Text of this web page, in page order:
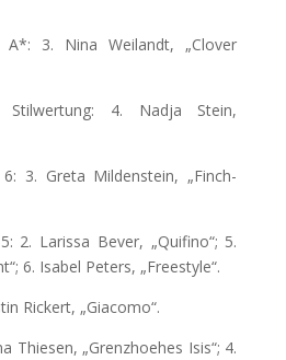
A*: 3. Nina Weilandt, „Clover
4. Nadja Stein,
3. Greta Mildenstein, „Finch-
2. Larissa Bever, „Quifino“; 5.
6. Isabel Peters, „Freestyle“.
Rickert, „Giacomo“.
Thiesen, „Grenzhoehes Isis“; 4.